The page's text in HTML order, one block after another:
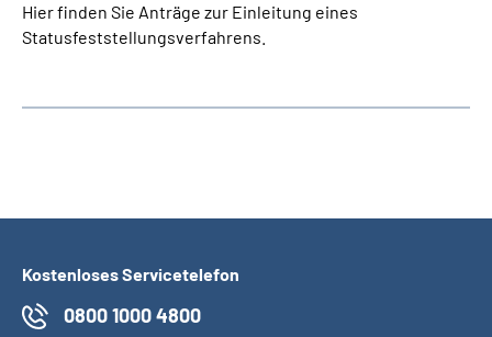
Hier finden Sie Anträge zur Einleitung eines
Statusfeststellungsverfahrens.
Kostenloses Servicetelefon
0800 1000 4800